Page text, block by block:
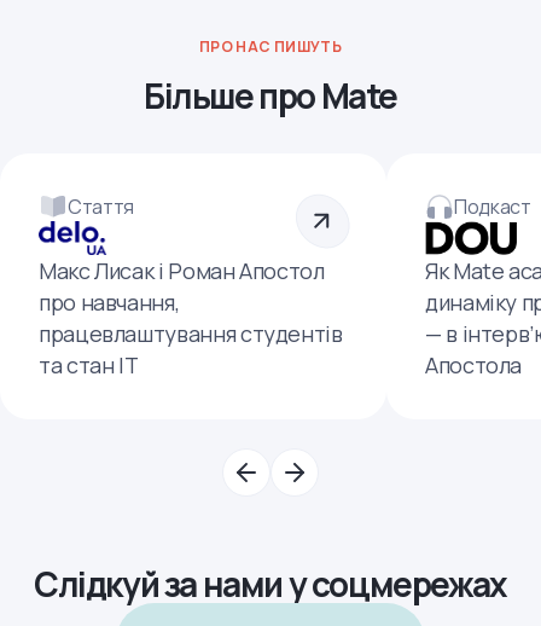
ПРО НАС ПИШУТЬ
Більше про Mate
Стаття
Макс Лисак і Роман Апостол
про навчання,
працевлаштування студентів
та стан ІТ
Подкаст
Як Mate
динаміку
— в
Апостола
Слідкуй за нами у соцмережах